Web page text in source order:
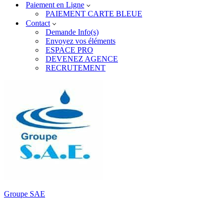
Paiement en Ligne
PAIEMENT CARTE BLEUE
Contact
Demande Info(s)
Envoyez vos éléments
ESPACE PRO
DEVENEZ AGENCE
RECRUTEMENT
Groupe SAE